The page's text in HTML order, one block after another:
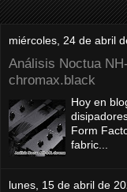
miércoles, 24 de abril
Análisis Noctua
chromax.black
Hoy en
Form
fabric...
lunes, 15 de abril de